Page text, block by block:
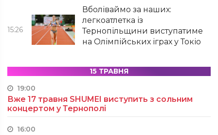
15:26
Вболіваймо за наших:
легкоатлетка із
Тернопільщини виступатиме
на Олімпійських іграх у Токіо
15 ТРАВНЯ
19:00
Вже 17 травня SHUMEI виступить з сольним
концертом у Тернополі
16:00